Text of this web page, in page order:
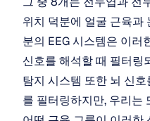
위치 덕분에 얼굴 근육과
분의 EEG 시스템은 이러
신호를 해석할 때 필터링
탐지 시스템 또한 뇌 신
를 필터링하지만, 우리는